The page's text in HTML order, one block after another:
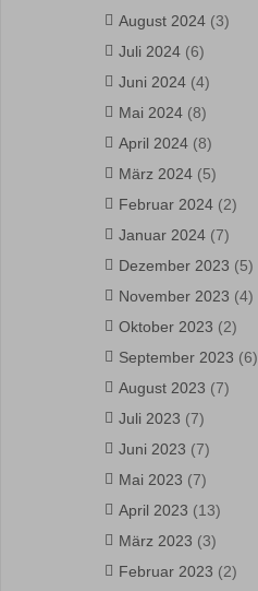
August 2024 (3)
Juli 2024 (6)
Juni 2024 (4)
Mai 2024 (8)
April 2024 (8)
März 2024 (5)
Februar 2024 (2)
Januar 2024 (7)
Dezember 2023 (5)
November 2023 (4)
Oktober 2023 (2)
September 2023 (6)
August 2023 (7)
Juli 2023 (7)
Juni 2023 (7)
Mai 2023 (7)
April 2023 (13)
März 2023 (3)
Februar 2023 (2)